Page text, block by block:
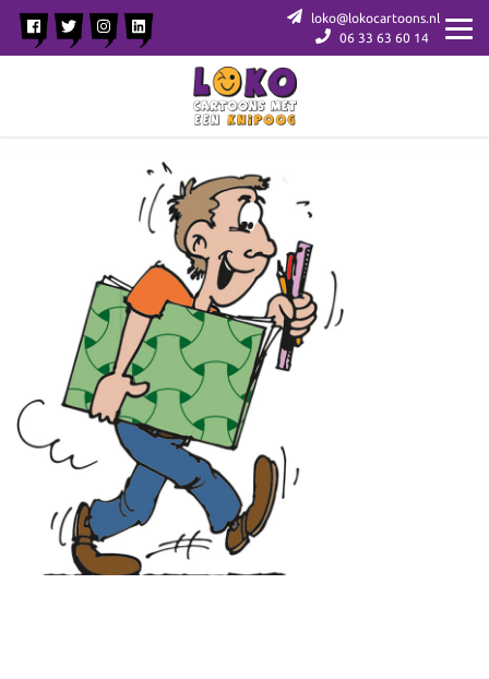
loko@lokocartoons.nl
06 33 63 60 14